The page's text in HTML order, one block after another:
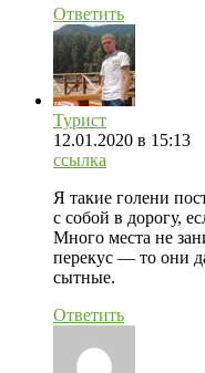
Ответить
Турист
12.01.2020 в 15:13
ссылка
Я такие голени
с собой в дорогу,
Много места не
перекус — то они
сытные.
Ответить